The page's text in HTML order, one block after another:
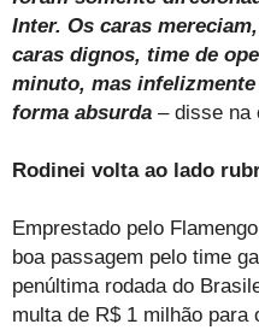
Inter. Os caras
caras dignos, time de
minuto, mas
forma absurda – disse na
Rodinei volta ao lado
Emprestado pelo
boa passagem pelo time
penúltima rodada do
multa de R$ 1 milhão para